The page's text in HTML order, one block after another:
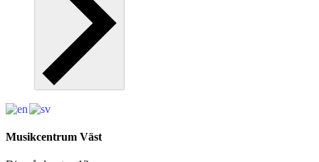
Musikcentrum Väst